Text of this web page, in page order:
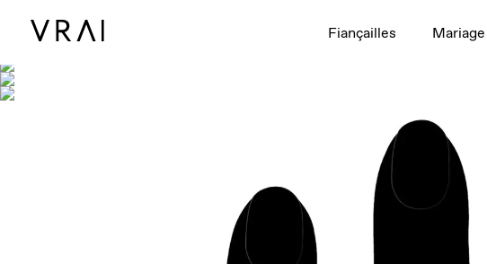
Fiançailles Mariage